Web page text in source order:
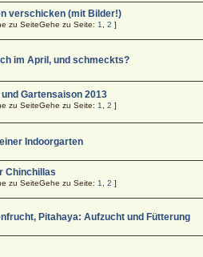
verschicken (mit Bilder!)
Gehe zu Seite: 1 ,2 ]
im April, und schmeckts?
Gartensaison 2013
Gehe zu Seite: 1 ,2 ]
Indoorgarten
Chinchillas
Gehe zu Seite: 1 ,2 ]
Pitahaya: Aufzucht und Fütterung